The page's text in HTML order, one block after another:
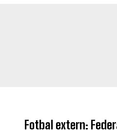
Fotbal extern: